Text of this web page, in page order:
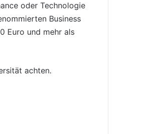
oder Technologie
Business
Euro und mehr als
achten.